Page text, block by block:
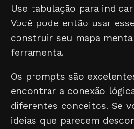
Use tabulação para
Você pode então usar
construir seu mapa
ferramenta.
Os prompts são
encontrar a conexão
diferentes conceitos. Se
ideias que parecem